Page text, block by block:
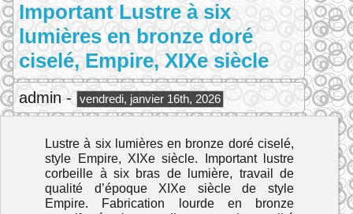
Important Lustre à six
lumières en bronze doré
ciselé, Empire, XIXe siècle
admin - vendredi, janvier 16th, 2026
Lustre à six lumières en bronze doré ciselé,
style Empire, XIXe siècle. Important lustre
corbeille à six bras de lumière, travail de
qualité d’époque XIXe siècle de style
Empire. Fabrication lourde en bronze